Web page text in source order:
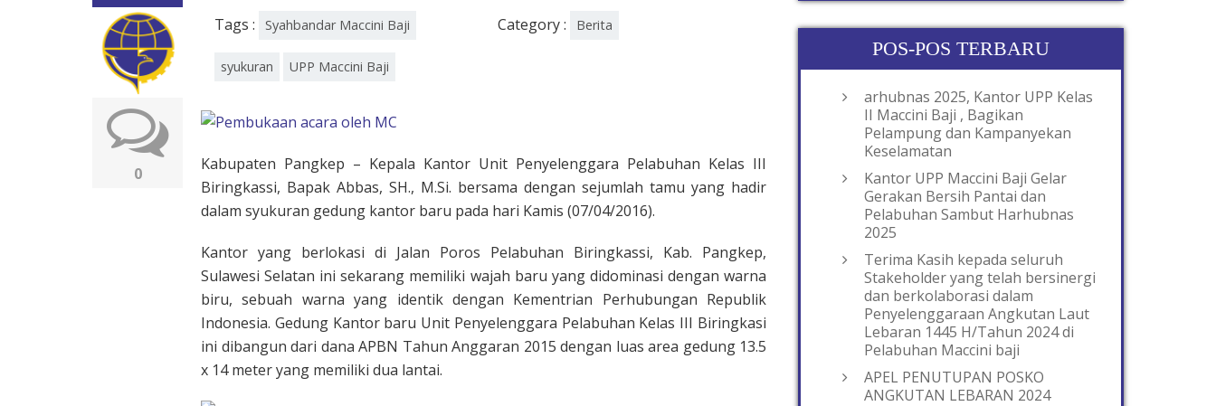
0
Tags : Syahbandar Maccini Baji
syukuran UPP Maccini Baji
Category : Berita
Kabupaten Pangkep – Kepala Kantor Unit Penyelenggara Pelabuhan Kelas III
Biringkassi, Bapak Abbas, SH., M.Si. bersama dengan sejumlah tamu yang hadir
dalam syukuran gedung kantor baru pada hari Kamis (07/04/2016).
Kantor yang berlokasi di Jalan Poros Pelabuhan Biringkassi, Kab. Pangkep,
Sulawesi Selatan ini sekarang memiliki wajah baru yang didominasi dengan warna
biru, sebuah warna yang identik dengan Kementrian Perhubungan Republik
Indonesia. Gedung Kantor baru Unit Penyelenggara Pelabuhan Kelas III Biringkasi
ini dibangun dari dana APBN Tahun Anggaran 2015 dengan luas area gedung 13.5
x 14 meter yang memiliki dua lantai.
POS-POS TERBARU
arhubnas 2025, Kantor UPP Kelas
II Maccini Baji , Bagikan
Pelampung dan Kampanyekan
Keselamatan
Kantor UPP Maccini Baji Gelar
Gerakan Bersih Pantai dan
Pelabuhan Sambut Harhubnas
2025
Terima Kasih kepada seluruh
Stakeholder yang telah bersinergi
dan berkolaborasi dalam
Penyelenggaraan Angkutan Laut
Lebaran 1445 H/Tahun 2024 di
Pelabuhan Maccini baji
APEL PENUTUPAN POSKO
ANGKUTAN LEBARAN 2024